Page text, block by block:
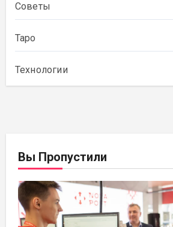
Советы
Таро
Технологии
Вы Пропустили